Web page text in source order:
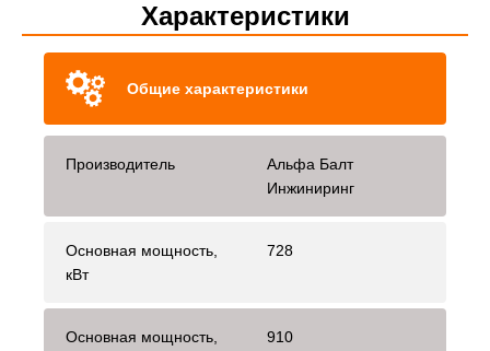
Характеристики
Общие характеристики
Производитель
Альфа Балт
Инжиниринг
Основная мощность,
кВт
728
Основная мощность,
910